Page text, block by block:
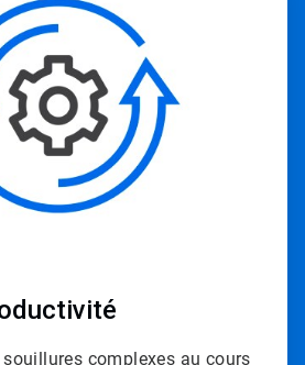
complexes au cours